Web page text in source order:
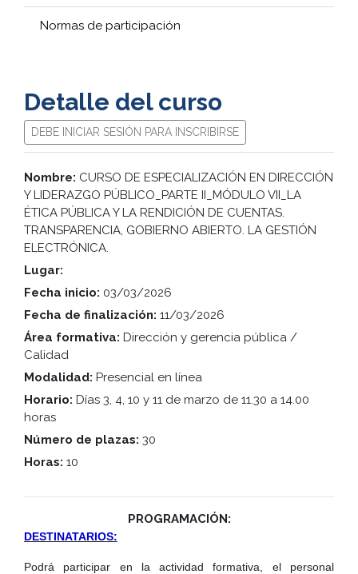
Normas de participación
Detalle del curso
DEBE INICIAR SESIÓN PARA INSCRIBIRSE
Nombre: CURSO DE ESPECIALIZACIÓN EN DIRECCIÓN
Y LIDERAZGO PÚBLICO_PARTE II_MÓDULO VII_LA
ÉTICA PÚBLICA Y LA RENDICIÓN DE CUENTAS.
TRANSPARENCIA, GOBIERNO ABIERTO. LA GESTIÓN
ELECTRÓNICA.
Lugar:
Fecha inicio: 03/03/2026
Fecha de finalización: 11/03/2026
Área formativa: Dirección y gerencia pública /
Calidad
Modalidad: Presencial en línea
Horario: Días 3, 4, 10 y 11 de marzo de 11.30 a 14.00
horas
Número de plazas: 30
Horas: 10
PROGRAMACIÓN:
DESTINATARIOS:
Podrá participar en la actividad formativa, el personal